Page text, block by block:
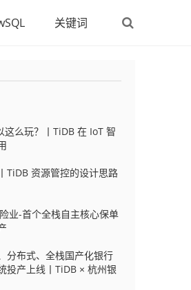
关键词
这么玩？丨TiDB 在 IoT 智
TiDB 资源管控的设计思路
业-首个全栈自主核心保单
分布式、全栈国产化银行
投产上线丨TiDB × 杭州银